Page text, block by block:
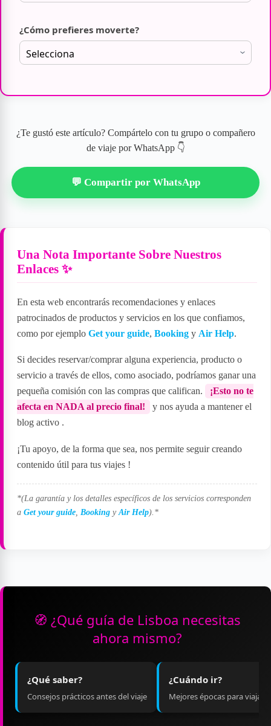
¿Cómo prefieres moverte?
¿Te gustó este artículo? Compártelo con tu grupo o compañero
de viaje por WhatsApp 👇
💬 Compartir por WhatsApp
Una Nota Importante Sobre Nuestros
Enlaces ✨
En esta web encontrarás recomendaciones y enlaces
patrocinados de productos y servicios en los que confiamos,
como por ejemploGet your guide,Booking y Air Help.
Si decides reservar/comprar alguna experiencia, producto o
servicio a través de ellos, como asociado, podríamos ganar una
pequeña comisión con las compras que califican.
¡Esto no te
afecta en NADA al precio final!
y nos ayuda a mantener el
blog activo .
¡Tu apoyo, de la forma que sea, nos permite seguir creando
contenido útil para tus viajes !
*(La garantía y los detalles específicos de los servicios corresponden
aGet your guide,Booking yAir Help).*
🧭 ¿Qué guía de Lisboa necesitas
ahora mismo?
¿Qué saber?
Consejos prácticos antes del viaje
¿Cuándo ir?
Mejores épocas para viajar